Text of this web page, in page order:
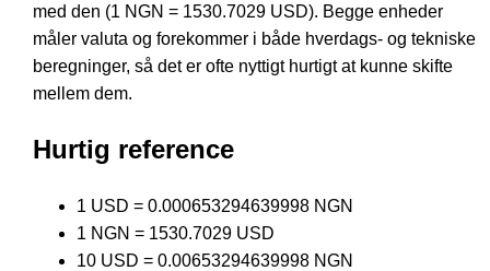
med den (1 NGN = 1530.7029 USD). Begge enheder
måler valuta og forekommer i både hverdags- og tekniske
beregninger, så det er ofte nyttigt hurtigt at kunne skifte
mellem dem.
Hurtig reference
1 USD = 0.000653294639998 NGN
1 NGN = 1530.7029 USD
10 USD = 0.00653294639998 NGN